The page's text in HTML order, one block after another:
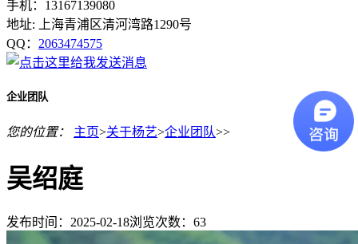
手机：13167139080
地址: 上海青浦区清河湾路1290号
QQ： 2063474575
企业团队
您的位置： 主页>关于杨艺>企业团队>>
吴绍庭
发布时间：2025-02-18浏览次数： 63